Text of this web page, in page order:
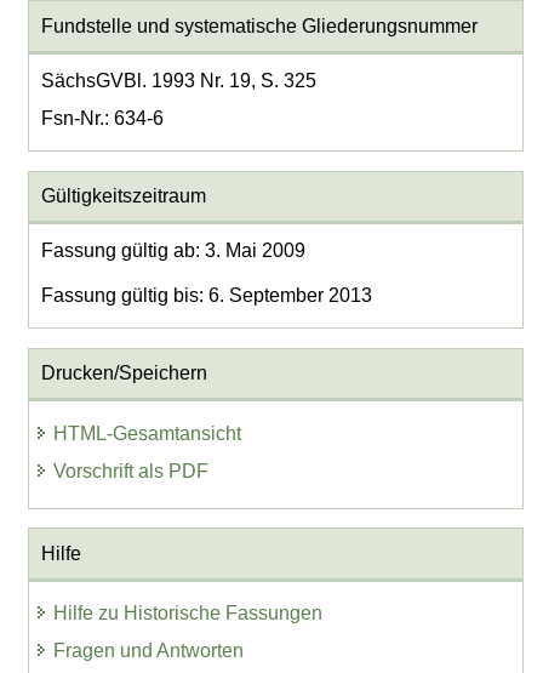
Fundstelle und systematische Gliederungsnummer
SächsGVBl. 1993 Nr. 19, S. 325
Fsn-Nr.: 634-6
Gültigkeitszeitraum
Fassung gültig ab: 3. Mai 2009
Fassung gültig bis: 6. September 2013
Drucken/Speichern
HTML-Gesamtansicht
Vorschrift als PDF
Hilfe
Hilfe zu Historische Fassungen
Fragen und Antworten